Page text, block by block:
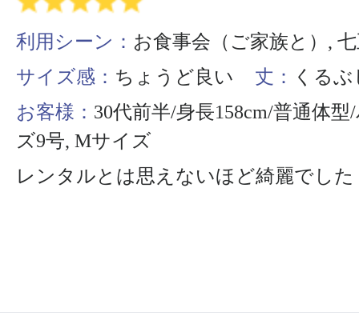
利用シーン： お食事会（ご家族と）,
サイズ感： ちょうど良い 丈：
くる
お客様： 30代前半/身長158cm/普通体
ズ9号, Mサイズ
レンタルとは思えないほど綺麗でした